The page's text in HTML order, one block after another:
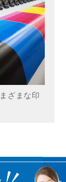
ざまな印